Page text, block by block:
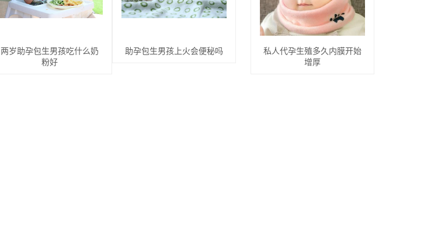
两岁助孕包生男孩吃什么奶
粉好
助孕包生男孩上火会便秘吗
私人代孕生殖多久内膜开始
增厚